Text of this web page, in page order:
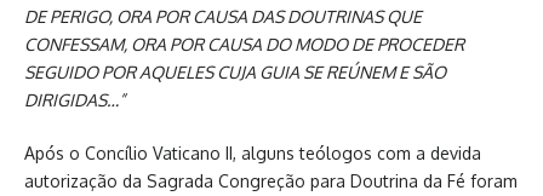
DE PERIGO, ORA POR CAUSA DAS DOUTRINAS QUE
CONFESSAM, ORA POR CAUSA DO MODO DE PROCEDER
SEGUIDO POR AQUELES CUJA GUIA SE REÚNEM E SÃO
DIRIGIDAS…”
Após o Concílio Vaticano II, alguns teólogos com a devida
autorização da Sagrada Congreção para Doutrina da Fé foram